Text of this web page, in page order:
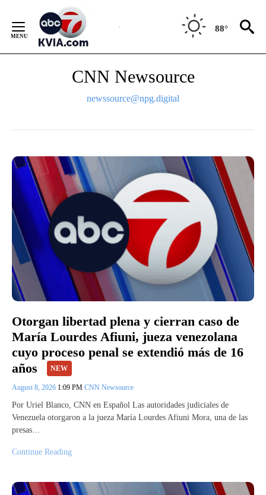
Content
88°
CNN Newsource
newssource@npg.digital
Otorgan libertad plena y cierran caso de
María Lourdes Afiuni, jueza venezolana
cuyo proceso penal se extendió más de 16
años
NEW
August 8, 2026 1:09 PM CNN Newsource
Por Uriel Blanco, CNN en Español Las autoridades judiciales de
Venezuela otorgaron a la jueza María Lourdes Afiuni Mora, una de las
presas…
Continue Reading